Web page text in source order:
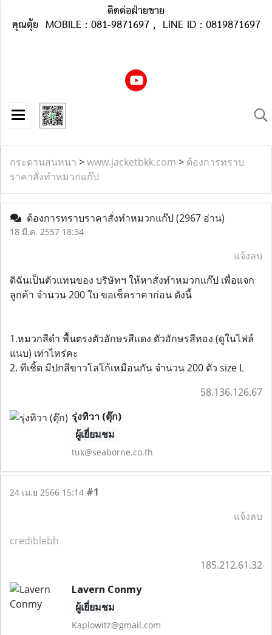
ติดต่อฝ่ายขาย
คุณตุ้ย MOBILE : 081-9871697 , LiNE ID : 0819871697
กระดานสนทนา >www.jacketbkk.com > ต้องการทราบ
ราคาสั่งทำหมวกแก๊ป
ต้องการทราบราคาสั่งทำหมวกแก๊ป(2967 อ่าน)
18 มี.ค. 2557 18:34
แจ้งลบ
ดิฉันเป็นตัวแทนของ บริษัทฯ ให้หาสั่งทำหมวกแก๊ป เพื่อแจก
ลูกค้า จำนวน 200 ใบ ขอเช็คราคาก่อน ดังนี้
1.หมวกสีดำ พื้นตรงตัวอักษรสีแดง ตัวอักษรสีทอง (ดูในไฟล์
แนบ) เท่าไหร่คะ
2. ทีเชิ้ต มีปกสีขาวโลโก้เหมือนกัน จำนวน 200 ตัว size L
58.136.126.67
รุ่งทิวา (ตุ๊ก)
ผู้เยี่ยมชม
tuk@seaborne.co.th
24 เม.ย 2566 15:14 #1
แจ้งลบ
crediblebh
185.212.61.32
Lavern Conmy
ผู้เยี่ยมชม
Kaplowitz@gmail.com